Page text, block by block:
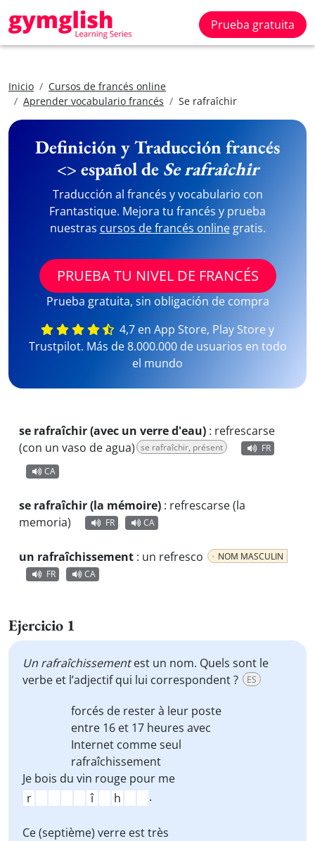
Prueba gratuita
Inicio
Cursos de francés online
Aprender vocabulario francés
Se rafraîchir
Definición y Traducción francés
<> español de Se rafraîchir
Traducción al francés y vocabulario con
Frantastique. Mejora tu francés y prueba
nuestras cursos de francés onlinegratis.
PRUEBA TU NIVEL DE FRANCÉS
Prueba gratuita, sin obligación de compra
4,7 en App Store, Play Store y
Trustpilot. Más de 8.000.000 de usuarios en todo
el mundo
se rafraîchir (avec un verre d'eau) : refrescarse
(con un vaso de agua) se rafraîchir, présent
FR
CA
se rafraîchir (la mémoire) : refrescarse (la
memoria)
FR CA
un rafraîchissement : un refresco
NOM MASCULIN
FR
CA
Ejercicio 1
Un rafraîchissementest un nom. Quels sont le
verbe et l’adjectif qui lui correspondent ?
ES
forcés de rester à leur poste
entre 16 et 17 heures avec
Internet comme seul
rafraîchissement
Je bois du vin rouge pour me
.
Ce (septième) verre est très